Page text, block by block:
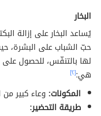
البخار
يُساعد البخار على إزالة
حبّ الشباب على البشرة،
لها بالتنفّس، للحصول
هي:[٢]
المكونات: وعاء كبير
طريقة التحضير: